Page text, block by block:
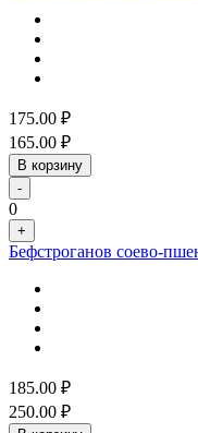
175.00 ₽
165.00 ₽
В корзину
-
0
+
Бефстроганов соево-
185.00 ₽
250.00 ₽